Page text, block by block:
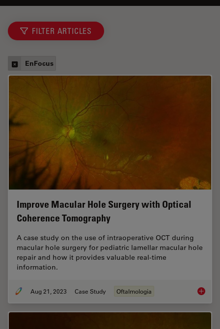
FILTER ARTICLES
EnFocus
Improve Macular Hole Surgery with Optical
Coherence Tomography
A case study on the use of intraoperative OCT during
macular hole surgery for pediatric lamellar macular hole
repair and how it provides valuable real-time
information.
Aug 21, 2023 Case Study Oftalmologia